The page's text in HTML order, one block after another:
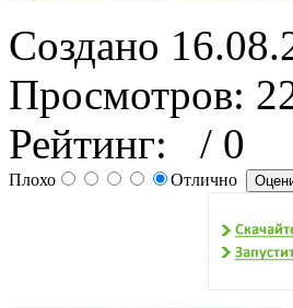
Создано
Просмотров:
Рейтинг:
/ 0
Плохо Отлично